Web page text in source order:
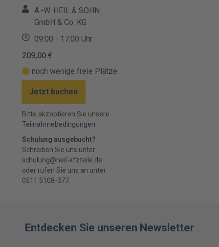
A.-W. HEIL & SOHN
GmbH & Co. KG
09:00 - 17:00 Uhr
209,00 €
noch wenige freie Plätze
Jetzt buchen
Bitte akzeptieren Sie unsere
Teilnahmebedingungen.
Schulung ausgebucht?
Schreiben Sie uns unter
schulung@heil-kfzteile.de
oder rufen Sie uns an unter
0511 5108-377.
Entdecken Sie unseren Newsletter